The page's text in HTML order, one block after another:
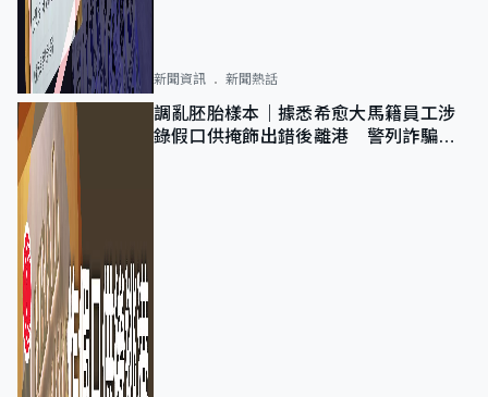
新聞資訊 新聞熱話
調亂胚胎樣本｜據悉希愈大馬籍員工涉
錄假口供掩飾出錯後離港 警列詐騙